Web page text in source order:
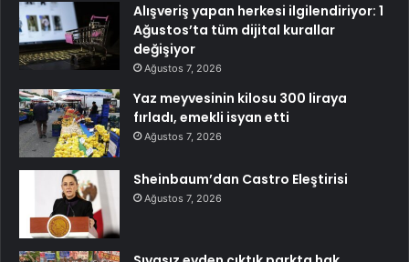
Alışveriş yapan herkesi ilgilendiriyor: 1
Ağustos’ta tüm dijital kurallar
değişiyor
Ağustos 7, 2026
Yaz meyvesinin kilosu 300 liraya
fırladı, emekli isyan etti
Ağustos 7, 2026
Sheinbaum’dan Castro Eleştirisi
Ağustos 7, 2026